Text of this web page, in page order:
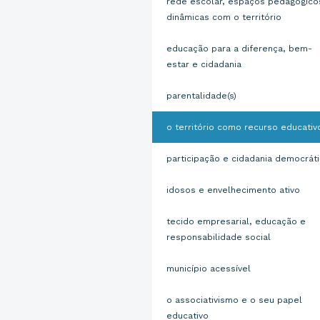
dinâmicas com o território
educação para a diferença, bem-
estar e cidadania
parentalidade(s)
o território como recurso
participação e cidadania
idosos e envelhecimento ativo
tecido empresarial, educação e
responsabilidade social
município acessível
o associativismo e o seu papel
educativo